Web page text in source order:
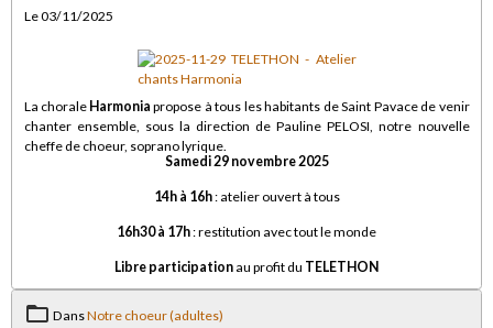
Le 03/11/2025
La chorale Harmonia propose à tous les habitants de Saint Pavace de venir
chanter ensemble, sous la direction de Pauline PELOSI, notre nouvelle
cheffe de choeur, soprano lyrique.
Samedi 29 novembre 2025
14h à 16h: atelier ouvert à tous
16h30 à 17h: restitution avec tout le monde
Libre participation au profit du TELETHON
DansNotre choeur (adultes)